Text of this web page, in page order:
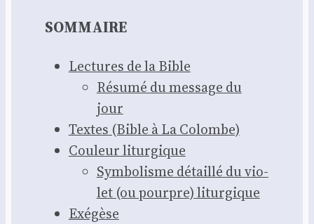
SOMMAIRE
Lec­tures de la Bible
Résu­mé du mes­sage du
jour
Textes (Bible à La Colombe)
Cou­leur litur­gique
Sym­bo­lisme détaillé du vio­
let (ou pourpre) litur­gique
Exé­gèse